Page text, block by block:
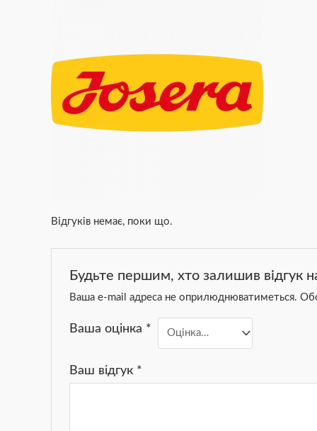
Відгуків немає, поки що.
Будьте першим, хто залишив відгук
Ваша e-mail адреса не оприлюднюватиметься.
Ваша оцінка *
Ваш відгук *